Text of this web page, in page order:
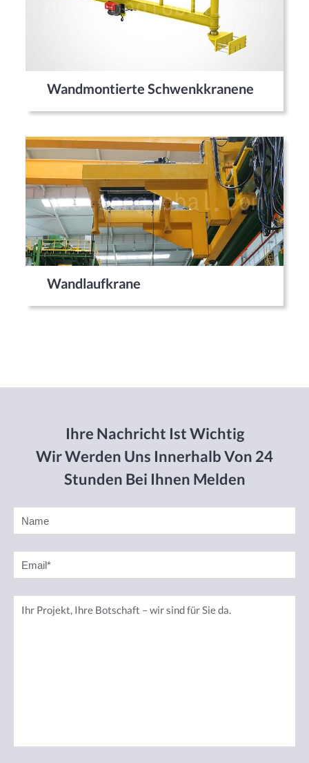
Wandmontierte Schwenkkranene
Wandlaufkrane
Ihre Nachricht Ist Wichtig
Wir Werden Uns Innerhalb Von 24
Stunden Bei Ihnen Melden